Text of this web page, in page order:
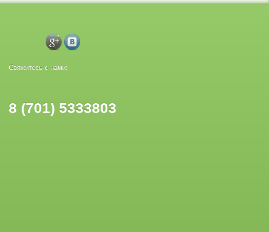
Свяжитесь с нами:
8 (701) 5333803